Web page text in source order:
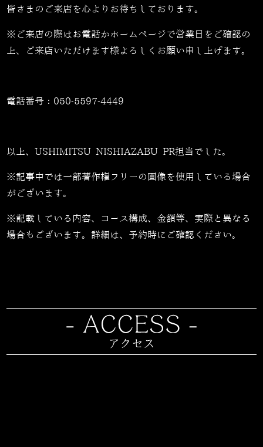
皆さまのご来店を心よりお待ちしております。
※ご来店の際はお電話かホームページで営業日をご確認の
上、ご来店いただけます様よろしくお願い申し上げます。
電話番号： 050-5597-4449
以上、USHIMITSU NISHIAZABU PR担当でした。
※記事中では一部著作権フリーの画像を使用している場合
がございます。
※記載している内容、コース構成、金額等、実際と異なる
場合もございます。詳細は、予約時にご確認ください。